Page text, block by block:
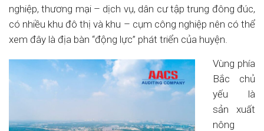
nghiệp, thương mại – dịch vụ, dân cư tập trung đông đúc,
có nhiều khu đô thị và khu – cụm công nghiệp nên có thể
xem đây là địa bàn “động lực” phát triển của huyện.
Vùng phía
Bắc chủ
yếu là
sản xuất
nông